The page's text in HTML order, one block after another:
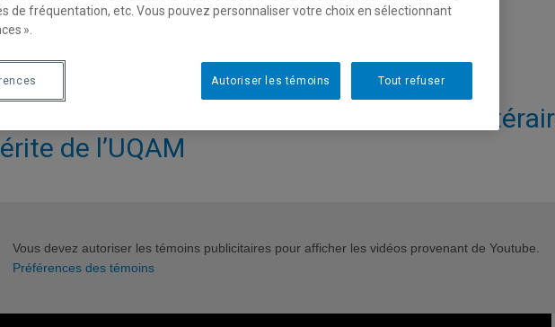
entre un mathématicien et un
de l’UQAM
Vous devez autoriser les témoins publicitaires pour afficher les vidéos provenant de Youtube.
Préférences des témoins
de fréquentation, etc. Vous pouvez personnaliser votre choix en sélectionnant
».
Tout refuser
Autoriser les témoins